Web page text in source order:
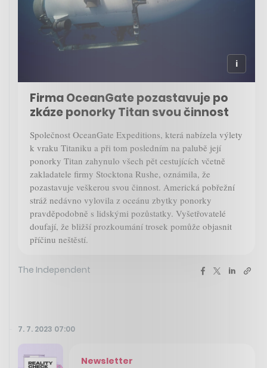
Firma OceanGate pozastavuje po
zkáze ponorky Titan svou činnost
Společnost OceanGate Expeditions, která nabízela výlety
k vraku Titaniku a při tom posledním na palubě její
ponorky Titan zahynulo všech pět cestujících včetně
zakladatele firmy Stocktona Rushe, oznámila, že
pozastavuje veškerou svou činnost. Americká pobřežní
stráž nedávno vylovila z oceánu zbytky ponorky
pravděpodobně s lidskými pozůstatky. Vyšetřovatelé
doufají, že bližší prozkoumání trosek pomůže objasnit
příčinu neštěstí.
The Independent
7. 7. 2023 07:00
Newsletter